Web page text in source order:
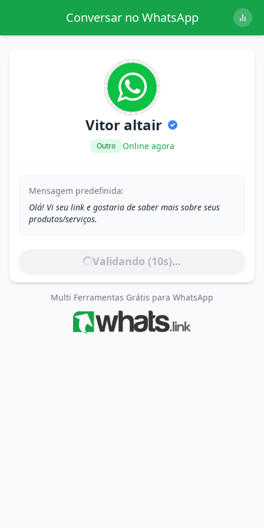
Conversar no WhatsApp
Vitor altair
Outro Online agora
Mensagem predefinida:
Olá! Vi seu link e gostaria de saber mais sobre seus
produtos/serviços.
Validando (10s)...
Multi Ferramentas Grátis para WhatsApp